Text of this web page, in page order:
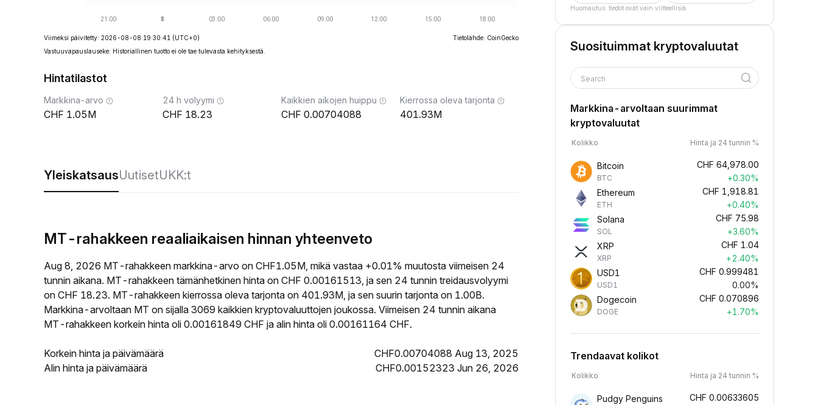
Viimeksi päivitetty: 2026-08-08 19:30:41 (UTC+0)
Tietolähde: CoinGecko
Vastuuvapauslauseke: Historiallinen tuotto ei ole tae tulevasta kehityksestä.
Hintatilastot
Markkina-arvo
1.05M
24 h volyymi
18.23
Kaikkien aikojen huippu
0.00704088
Kierrossa oleva tarjonta
401.93M
YleiskatsausUutisetUKK:t
MT-rahakkeen reaaliaikaisen hinnan yhteenveto
Aug 8, 2026 MT-rahakkeen markkina-arvo on CHF1.05M, mikä vastaa +0.01% muutosta viimeisen 24
tunnin aikana. MT-rahakkeen tämänhetkinen hinta on CHF 0.00161513, ja sen 24 tunnin treidausvolyymi
on CHF 18.23. MT-rahakkeen kierrossa oleva tarjonta on 401.93M, ja sen suurin tarjonta on 1.00B.
Markkina-arvoltaan MT on sijalla 3069 kaikkien kryptovaluuttojen joukossa. Viimeisen 24 tunnin aikana
MT-rahakkeen korkein hinta oli 0.00161849 CHF ja alin hinta oli 0.00161164 CHF.
Korkein hinta ja päivämäärä
CHF0.00704088 Aug 13, 2025
Alin hinta ja päivämäärä
CHF0.00152323 Jun 26, 2026
Huomautus: tiedot ovat vain viitteellisiä.
Suosituimmat kryptovaluutat
Search
Markkina-arvoltaan suurimmat
kryptovaluutat
Kolikko Hinta ja 24 tunnin %
Bitcoin
BTC
CHF 64,978.00
+0.30%
Ethereum
ETH
CHF 1,918.81
+0.40%
Solana
SOL
CHF 75.98
+3.60%
XRP
XRP
CHF 1.04
+2.40%
USD1
USD1
CHF 0.999481
0.00%
Dogecoin
DOGE
CHF 0.070896
+1.70%
Trendaavat kolikot
Kolikko Hinta ja 24 tunnin %
Pudgy Penguins CHF 0.00633605